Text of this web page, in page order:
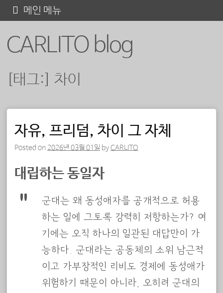
CARLITO blog
메인 메뉴
텐
[태그:] 차이
포스트 내비게이션
자유, 프리덤, 차이 그 자체
Posted on 2026년 03월 01일 byCARLITO
대립하는 동일자
군대는 왜 동성애자를 공개적으로 허용
하는 일에 그토록 강력히 저항하는가? 여
기에는 오직 하나의 일관된 대답만이 가
능하다. 군대라는 공동체의 소위 남근적
이고 가부장적인 리비도 경제에 동성애가
위험하기 때문이 아니라, 오히려 군대의